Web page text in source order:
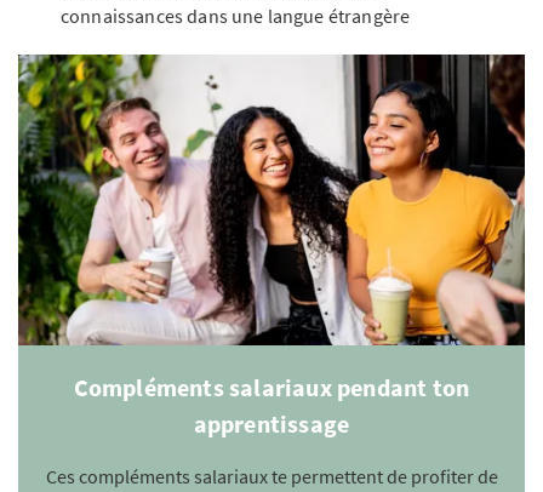
connaissances dans une langue étrangère
Compléments salariaux pendant ton
apprentissage
Ces compléments salariaux te permettent de profiter de